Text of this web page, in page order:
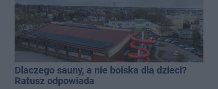
Dlaczego sauny, a nie boiska dla dzieci?
Ratusz odpowiada